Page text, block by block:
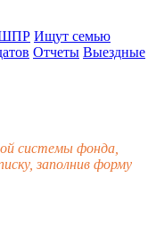
Ищут семью
Отчеты Выездные
системы фонда,
заполнив форму